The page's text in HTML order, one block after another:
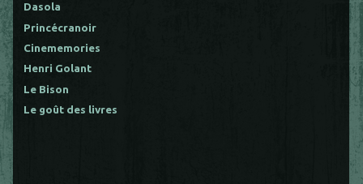
Dasola
Princécranoir
Cinememories
Henri Golant
Le Bison
Le goût des livres